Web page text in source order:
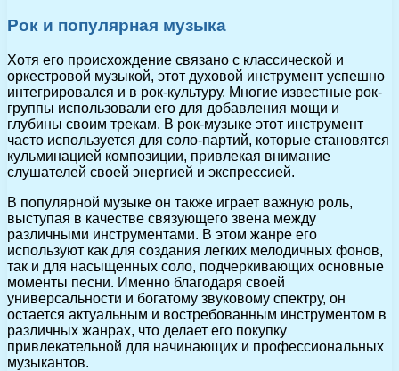
Рок и популярная музыка
Хотя его происхождение связано с классической и
оркестровой музыкой, этот духовой инструмент успешно
интегрировался и в рок-культуру. Многие известные рок-
группы использовали его для добавления мощи и
глубины своим трекам. В рок-музыке этот инструмент
часто используется для соло-партий, которые становятся
кульминацией композиции, привлекая внимание
слушателей своей энергией и экспрессией.
В популярной музыке он также играет важную роль,
выступая в качестве связующего звена между
различными инструментами. В этом жанре его
используют как для создания легких мелодичных фонов,
так и для насыщенных соло, подчеркивающих основные
моменты песни. Именно благодаря своей
универсальности и богатому звуковому спектру, он
остается актуальным и востребованным инструментом в
различных жанрах, что делает его покупку
привлекательной для начинающих и профессиональных
музыкантов.